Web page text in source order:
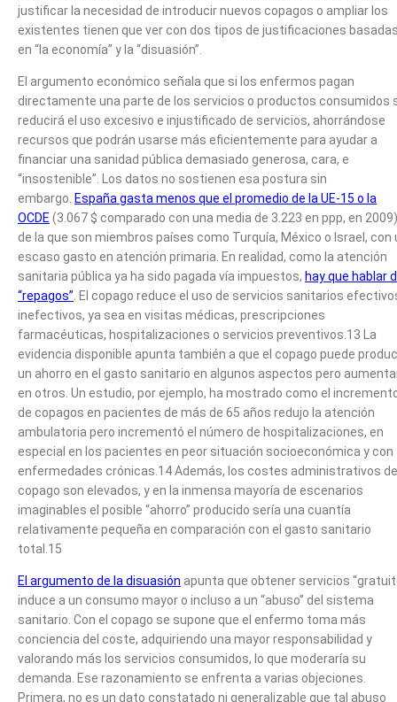
justificar la necesidad de introducir nuevos copagos o ampliar los
existentes tienen que ver con dos tipos de justificaciones
en “la economía” y la “disuasión”.
El argumento económico señala que si los enfermos pagan
directamente una parte de los servicios o productos consumidos
reducirá el uso excesivo e injustificado de servicios, ahorrándose
recursos que podrán usarse más eficientemente para ayudar a
financiar una sanidad pública demasiado generosa, cara, e
“insostenible”. Los datos no sostienen esa postura sin
embargo. España gasta menos que el promedio de la UE-15 o la
OCDE (3.067 $ comparado con una media de 3.223 en ppp, en
de la que son miembros países como Turquía, México o Israel, con
escaso gasto en atención primaria. En realidad, como la atención
sanitaria pública ya ha sido pagada vía impuestos, hay que hablar
“repagos” . El copago reduce el uso de servicios sanitarios
inefectivos, ya sea en visitas médicas, prescripciones
farmacéuticas, hospitalizaciones o servicios preventivos.13 La
evidencia disponible apunta también a que el copago puede
un ahorro en el gasto sanitario en algunos aspectos pero
en otros. Un estudio, por ejemplo, ha mostrado como el
de copagos en pacientes de más de 65 años redujo la atención
ambulatoria pero incrementó el número de hospitalizaciones, en
especial en los pacientes en peor situación socioeconómica y con
enfermedades crónicas.14 Además, los costes administrativos
copago son elevados, y en la inmensa mayoría de escenarios
imaginables el posible “ahorro” producido sería una cuantía
relativamente pequeña en comparación con el gasto sanitario
total.15
El argumento de la disuasión apunta que obtener servicios
induce a un consumo mayor o incluso a un “abuso” del sistema
sanitario. Con el copago se supone que el enfermo toma más
conciencia del coste, adquiriendo una mayor responsabilidad y
valorando más los servicios consumidos, lo que moderaría su
demanda. Ese razonamiento se enfrenta a varias objeciones.
Primera, no es un dato constatado ni generalizable que tal abuso